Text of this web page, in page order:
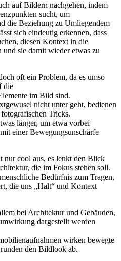
auf Bildern nachgehen, indem
sucht, um
die Beziehung zu Umliegendem
sich eindeutig erkennen, dass
diesen Kontext in die
sie damit wieder etwas zu
oft ein Problem, da es umso
die
im Bild sind.
nicht unter geht, bedienen
Tricks.
länger, um etwa vorbei
einer Bewegungsunschärfe
nur cool aus, es lenkt den Blick
die im Fokus stehen soll.
Bedürfnis zum Tragen,
die uns „Halt“ und Kontext
bei Architektur und Gebäuden,
dargestellt werden
wirken bewegte
den Bildlook ab.